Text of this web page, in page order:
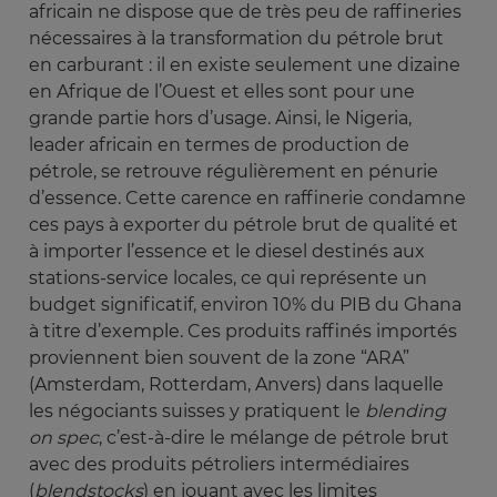
africain ne dispose que de très peu de raffineries
nécessaires à la transformation du pétrole brut
en carburant : il en existe seulement une dizaine
en Afrique de l’Ouest et elles sont pour une
grande partie hors d’usage. Ainsi, le Nigeria,
leader africain en termes de production de
pétrole, se retrouve régulièrement en pénurie
d’essence. Cette carence en raffinerie condamne
ces pays à exporter du pétrole brut de qualité et
à importer l’essence et le diesel destinés aux
stations-service locales, ce qui représente un
budget significatif, environ 10% du PIB du Ghana
à titre d’exemple. Ces produits raffinés importés
proviennent bien souvent de la zone “ARA”
(Amsterdam, Rotterdam, Anvers) dans laquelle
les négociants suisses y pratiquent le blending
on spec, c’est-à-dire le mélange de pétrole brut
avec des produits pétroliers intermédiaires
(blendstocks) en jouant avec les limites